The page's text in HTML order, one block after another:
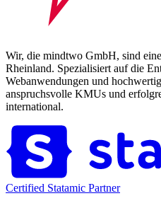
Wir, die mindtwo GmbH, sind
Rheinland. Spezialisiert auf die
Webanwendungen und
anspruchsvolle KMUs und
international.
Certified Statamic Partner